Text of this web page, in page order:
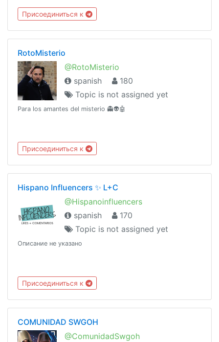
#love #spanish
Присоединиться к
RotoMisterio
@RotoMisterio
spanish
180
Topic is not assigned yet
Para los amantes del misterio 👻👽🤖
Присоединиться к
Hispano Influencers ✨ L+C
@Hispanoinfluencers
spanish
170
Topic is not assigned yet
Описание не указано
Присоединиться к
COMUNIDAD SWGOH
@ComunidadSwgoh